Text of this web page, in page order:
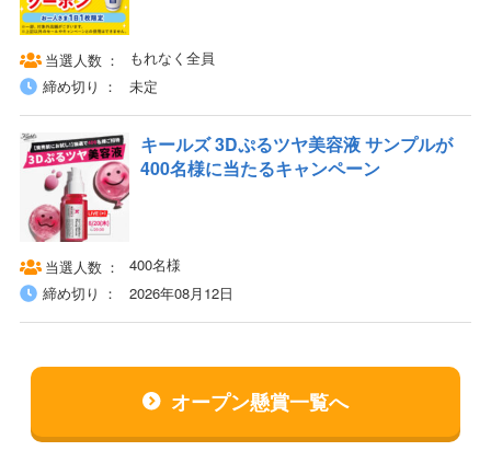
当選人数
もれなく全員
締め切り
未定
キールズ 3Dぷるツヤ美容液 サンプルが
400名様に当たるキャンペーン
当選人数
400名様
締め切り
2026年08月12日
オープン懸賞一覧へ